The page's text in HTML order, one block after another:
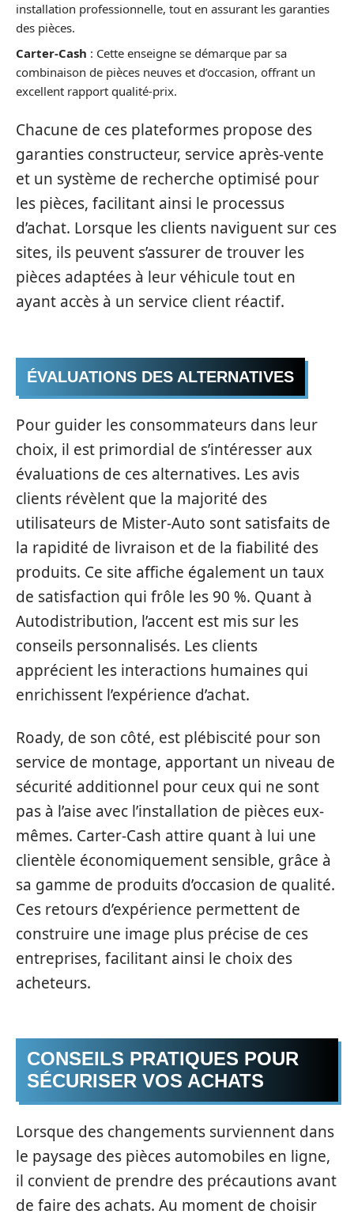
installation professionnelle, tout en assurant les garanties
des pièces.
Carter-Cash : Cette enseigne se démarque par sa
combinaison de pièces neuves et d’occasion, offrant un
excellent rapport qualité-prix.
Chacune de ces plateformes propose des
garanties constructeur, service après-vente
et un système de recherche optimisé pour
les pièces, facilitant ainsi le processus
d’achat. Lorsque les clients naviguent sur ces
sites, ils peuvent s’assurer de trouver les
pièces adaptées à leur véhicule tout en
ayant accès à un service client réactif.
ÉVALUATIONS DES ALTERNATIVES
Pour guider les consommateurs dans leur
choix, il est primordial de s’intéresser aux
évaluations de ces alternatives. Les avis
clients révèlent que la majorité des
utilisateurs de Mister-Auto sont satisfaits de
la rapidité de livraison et de la fiabilité des
produits. Ce site affiche également un taux
de satisfaction qui frôle les 90 %. Quant à
Autodistribution, l’accent est mis sur les
conseils personnalisés. Les clients
apprécient les interactions humaines qui
enrichissent l’expérience d’achat.
Roady, de son côté, est plébiscité pour son
service de montage, apportant un niveau de
sécurité additionnel pour ceux qui ne sont
pas à l’aise avec l’installation de pièces eux-
mêmes. Carter-Cash attire quant à lui une
clientèle économiquement sensible, grâce à
sa gamme de produits d’occasion de qualité.
Ces retours d’expérience permettent de
construire une image plus précise de ces
entreprises, facilitant ainsi le choix des
acheteurs.
CONSEILS PRATIQUES POUR
SÉCURISER VOS ACHATS
Lorsque des changements surviennent dans
le paysage des pièces automobiles en ligne,
il convient de prendre des précautions avant
de faire des achats. Au moment de choisir